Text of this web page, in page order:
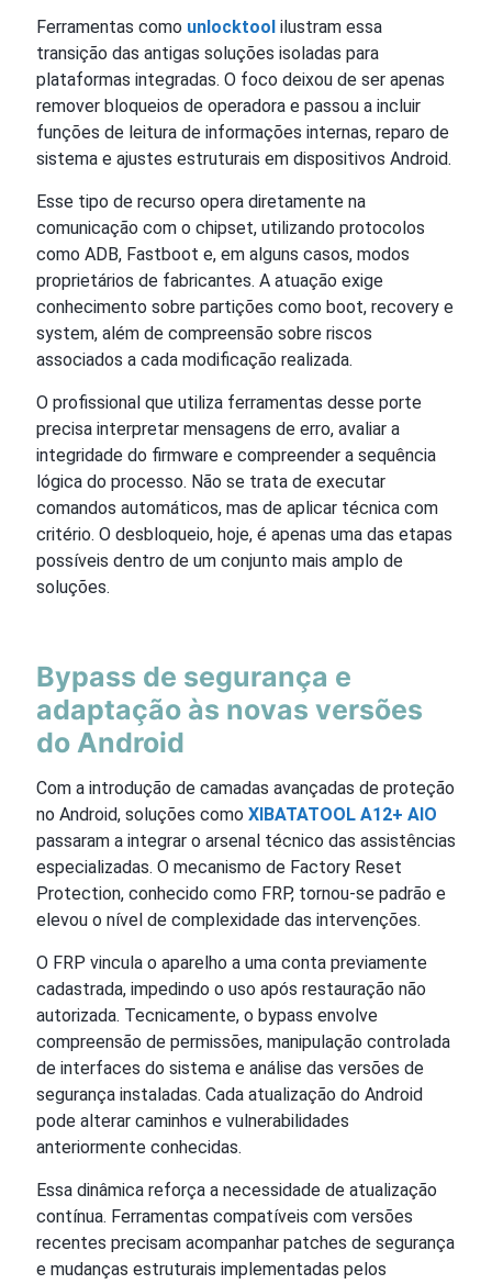
Ferramentas como unlocktool ilustram essa
transição das antigas soluções isoladas para
plataformas integradas. O foco deixou de ser apenas
remover bloqueios de operadora e passou a incluir
funções de leitura de informações internas, reparo de
sistema e ajustes estruturais em dispositivos Android.
Esse tipo de recurso opera diretamente na
comunicação com o chipset, utilizando protocolos
como ADB, Fastboot e, em alguns casos, modos
proprietários de fabricantes. A atuação exige
conhecimento sobre partições como boot, recovery e
system, além de compreensão sobre riscos
associados a cada modificação realizada.
O profissional que utiliza ferramentas desse porte
precisa interpretar mensagens de erro, avaliar a
integridade do firmware e compreender a sequência
lógica do processo. Não se trata de executar
comandos automáticos, mas de aplicar técnica com
critério. O desbloqueio, hoje, é apenas uma das etapas
possíveis dentro de um conjunto mais amplo de
soluções.
Bypass de segurança e
adaptação às novas versões
do Android
Com a introdução de camadas avançadas de proteção
no Android, soluções como XIBATATOOL A12+ AIO
passaram a integrar o arsenal técnico das assistências
especializadas. O mecanismo de Factory Reset
Protection, conhecido como FRP, tornou-se padrão e
elevou o nível de complexidade das intervenções.
O FRP vincula o aparelho a uma conta previamente
cadastrada, impedindo o uso após restauração não
autorizada. Tecnicamente, o bypass envolve
compreensão de permissões, manipulação controlada
de interfaces do sistema e análise das versões de
segurança instaladas. Cada atualização do Android
pode alterar caminhos e vulnerabilidades
anteriormente conhecidas.
Essa dinâmica reforça a necessidade de atualização
contínua. Ferramentas compatíveis com versões
recentes precisam acompanhar patches de segurança
e mudanças estruturais implementadas pelos